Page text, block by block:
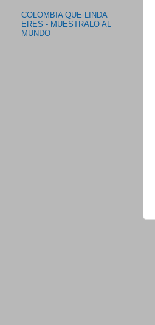
COLOMBIA QUE LINDA
ERES - MUESTRALO AL
MUNDO